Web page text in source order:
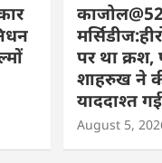
पर था
शाहरुख ने
याददाश्त गई
August 5,